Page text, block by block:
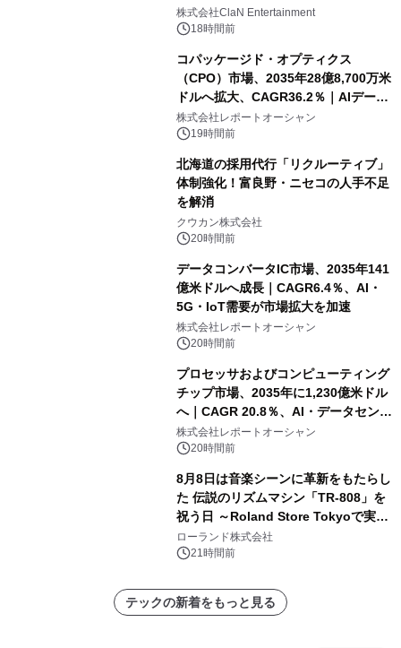
開催決定！！
株式会社ClaN Entertainment
18時間前
コパッケージド・オプティクス
（CPO）市場、2035年28億8,700万米
ドルへ拡大、CAGR36.2％｜AIデータ
センター・高速光通信需要が成長を加
速
株式会社レポートオーシャン
19時間前
北海道の採用代行「リクルーティブ」
体制強化！富良野・ニセコの人手不足
を解消
クウカン株式会社
20時間前
データコンバータIC市場、2035年141
億米ドルへ成長｜CAGR6.4％、AI・
5G・IoT需要が市場拡大を加速
株式会社レポートオーシャン
20時間前
プロセッサおよびコンピューティング
チップ市場、2035年に1,230億米ドル
へ｜CAGR 20.8％、AI・データセンタ
ー需要が成長を牽引
株式会社レポートオーシャン
20時間前
8月8日は音楽シーンに革新をもたらし
た 伝説のリズムマシン「TR-808」を
祝う日 ～Roland Store Tokyoで実機
を展示しての 記念キャンペーンを開
催 英国ラジオ「NTS」の 特別プログ
アーティストを フィーチャーしたアニ
メーションを公開～
ローランド株式会社
21時間前
テックの新着をもっと見る